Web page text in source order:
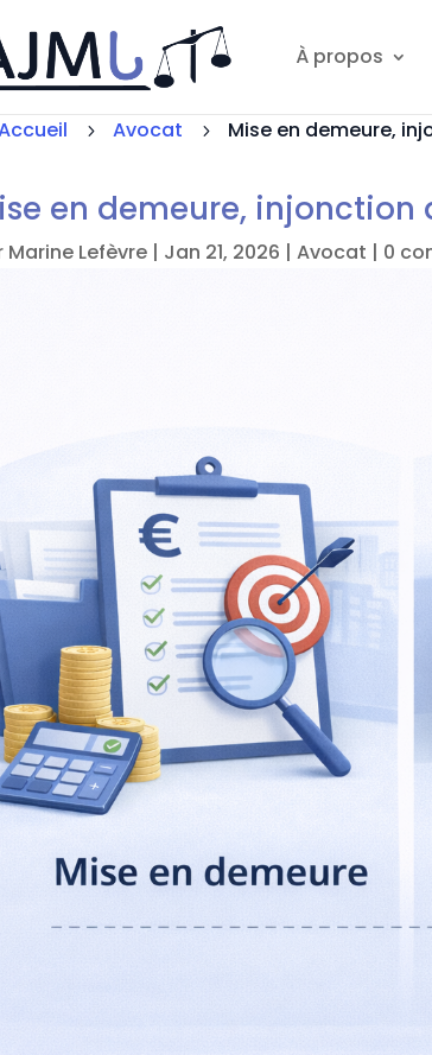
À propos
5 Avocat 5 Mise en demeure,
en demeure,
Marine Lefèvre | Jan 21, 2026 |Avocat | 0